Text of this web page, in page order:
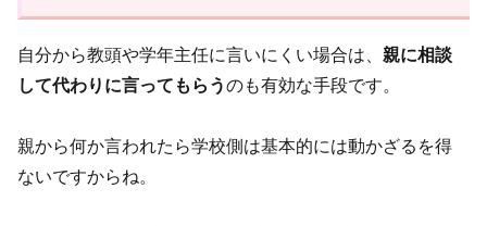
自分から教頭や学年主任に言いにくい場合は、親に相談
して代わりに言ってもらうのも有効な手段です。
親から何か言われたら学校側は基本的には動かざるを得
ないですからね。